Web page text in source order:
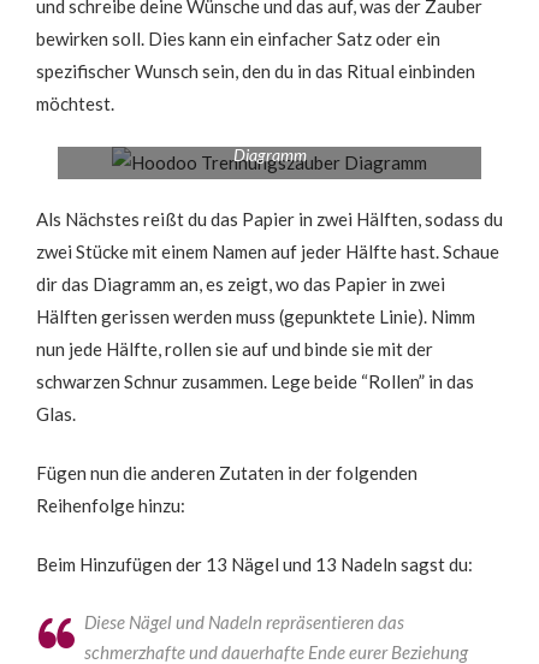
und schreibe deine Wünsche und das auf, was der Zauber
bewirken soll. Dies kann ein einfacher Satz oder ein
spezifischer Wunsch sein, den du in das Ritual einbinden
möchtest.
Diagramm
Als Nächstes reißt du das Papier in zwei Hälften, sodass du
zwei Stücke mit einem Namen auf jeder Hälfte hast. Schaue
dir das Diagramm an, es zeigt, wo das Papier in zwei
Hälften gerissen werden muss (gepunktete Linie). Nimm
nun jede Hälfte, rollen sie auf und binde sie mit der
schwarzen Schnur zusammen. Lege beide “Rollen” in das
Glas.
Fügen nun die anderen Zutaten in der folgenden
Reihenfolge hinzu:
Beim Hinzufügen der 13 Nägel und 13 Nadeln sagst du:
Diese Nägel und Nadeln repräsentieren das
schmerzhafte und dauerhafte Ende eurer Beziehung